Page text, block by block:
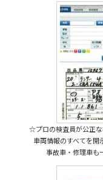
☆プロの検査員が公正
車両情報のすべてを開
事故車・修理車も